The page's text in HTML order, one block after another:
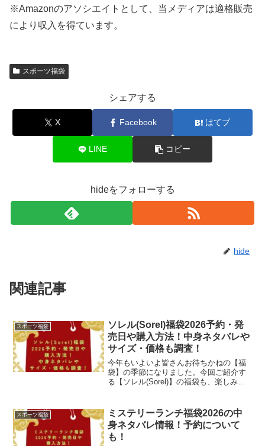
※Amazonのアソシエイトとして、当メディアは適格販売
により収入を得ています。
スポーツ福袋
シェアする
X Facebook はてブ
LINE コピー
hideをフォローする
hide
関連記事
スポーツ福袋
ソレル(Sorel)福袋2026予約・発
売日や購入方法！中身ネタバレや
サイズ・価格も調査！
今年もいよいよ皆さんお待ちかねの【福
袋】の季節になりました。今回ご紹介す
る【ソレル(Sorel)】の福袋も、楽しみで
すが、現在は「コロンビア・スポーツウ
ェア」の傘下...
スポーツ福袋
ミステリーランチ福袋2026の中
身ネタバレ情報！予約について
も！